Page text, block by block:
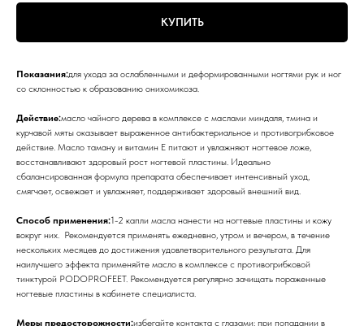
КУПИТЬ
Показания:для ухода за ослабленными и деформированными ногтями рук и ног
со склонностью к образованию онихомикоза.
Действие:масло чайного дерева в комплексе с маслами миндаля, тмина и
курчавой мяты оказывает выраженное антибактериальное и противогрибковое
действие. Масло таману и витамин Е питают и увлажняют ногтевое ложе,
восстанавливают здоровый рост ногтевой пластины. Идеально
сбалансированная формула препарата обеспечивает интенсивный уход,
смягчает, освежает и увлажняет, поддерживает здоровый внешний вид.
Способ применения:1-2 капли масла нанести на ногтевые пластины и кожу
вокруг них. Рекомендуется применять ежедневно, утром и вечером, в течение
нескольких месяцев до достижения удовлетворительного результата. Для
наилучшего эффекта применяйте масло в комплексе с противогрибковой
тинктурой PODOPROFEET. Рекомендуется регулярно зачищать пораженные
ногтевые пластины в кабинете специалиста.
Меры предосторожности:избегайте контакта с глазами; при попадании в